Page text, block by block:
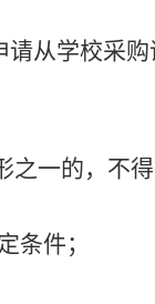
从学校采
一的，不得
条件；